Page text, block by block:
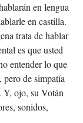
en lengua
en castilla.
trata de hablar
es que usted
entender lo que
de simpatía
Y, ojo, su Votán
sonidos,